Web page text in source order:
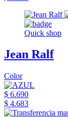
Quick shop
Jean Ralf
Color
$ 6.690
$ 4.683